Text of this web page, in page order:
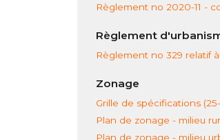
Règlement no 2020-11 -
Règlement
Règlement no 329 relatif
Zonage
Grille de spécifications
Plan de zonage - milieu
Plan de zonage - milieu